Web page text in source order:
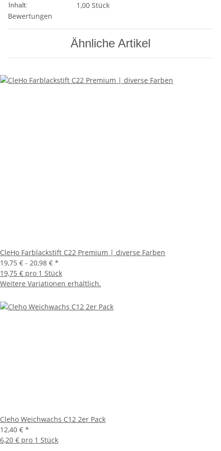
Inhalt:
1,00 Stück
Bewertungen
Ähnliche Artikel
CleHo Farblackstift C22 Premium | diverse Farben
19,75 € - 20,98 € *
19,75 € pro 1 Stück
Weitere Variationen erhältlich.
Cleho Weichwachs C12 2er Pack
12,40 € *
6,20 € pro 1 Stück